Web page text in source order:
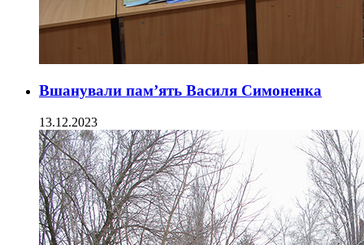
Вшанували пам’ять Василя Симоненка
13.12.2023